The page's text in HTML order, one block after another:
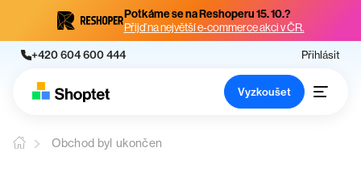
Potkáme se na Reshoperu 15. 10.?
Přijď na největší e-commerce akci v ČR.
+420 604 600 444 Přihlásit
Vyzkoušet
Obchod byl ukončen